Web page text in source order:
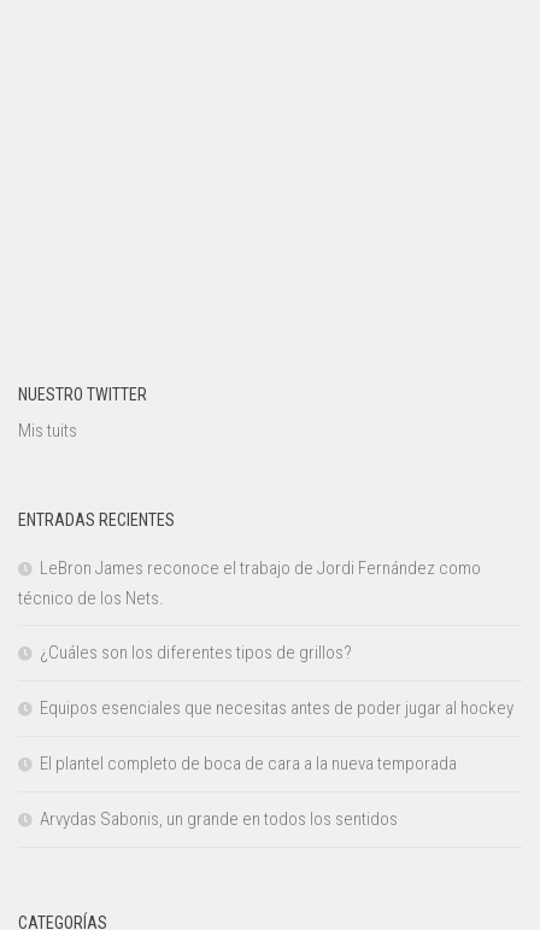
NUESTRO TWITTER
Mis tuits
ENTRADAS RECIENTES
LeBron James reconoce el trabajo de Jordi Fernández como
técnico de los Nets.
¿Cuáles son los diferentes tipos de grillos?
Equipos esenciales que necesitas antes de poder jugar al hockey
El plantel completo de boca de cara a la nueva temporada
Arvydas Sabonis, un grande en todos los sentidos
CATEGORÍAS